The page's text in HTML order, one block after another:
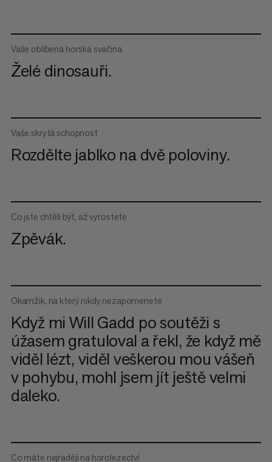
Vaše oblíbená horská svačina
Želé dinosauři.
Vaše skrytá schopnost
Rozdělte jablko na dvě poloviny.
Co jste chtěli být, až vyrostete
Zpěvák.
Okamžik, na který nikdy nezapomenete
Když mi Will Gadd po soutěži s
úžasem gratuloval a řekl, že když mě
viděl lézt, viděl veškerou mou vášeň
v pohybu, mohl jsem jít ještě velmi
daleko.
Co máte nejraději na horolezectví